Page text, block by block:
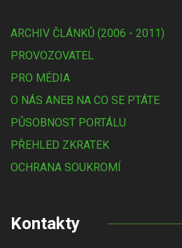
ARCHIV ČLÁNKŮ (2006 - 2011)
PROVOZOVATEL
PRO MÉDIA
O NÁS ANEB NA CO SE PTÁTE
PŮSOBNOST PORTÁLU
PŘEHLED ZKRATEK
OCHRANA SOUKROMÍ
Kontakty